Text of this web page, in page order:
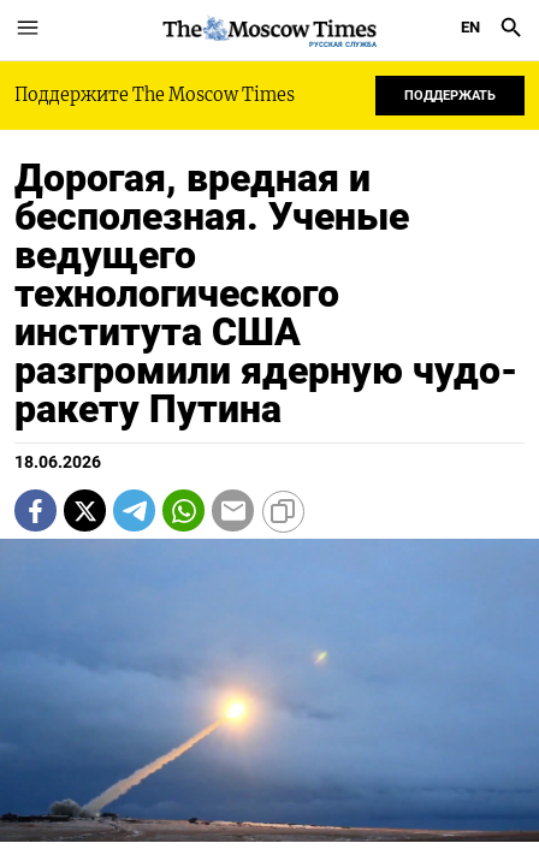
РУССКАЯ СЛУЖБА
EN
Поддержите The Moscow Times ПОДДЕРЖАТЬ
Дорогая, вредная и
бесполезная. Ученые
ведущего
технологического
института США
разгромили ядерную чудо-
ракету Путина
18.06.2026